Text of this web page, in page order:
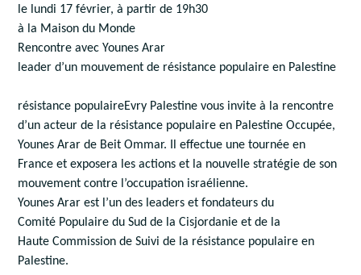
le lundi 17 février, à partir de 19h30
à la Maison du Monde
Rencontre avec Younes Arar
leader d’un mouvement de résistance populaire en Palestine
résistance populaireEvry Palestine vous invite à la rencontre
d’un acteur de la résistance populaire en Palestine Occupée,
Younes Arar de Beit Ommar. Il effectue une tournée en
France et exposera les actions et la nouvelle stratégie de son
mouvement contre l’occupation israélienne.
Younes Arar est l’un des leaders et fondateurs du
Comité Populaire du Sud de la Cisjordanie et de la
Haute Commission de Suivi de la résistance populaire en
Palestine.